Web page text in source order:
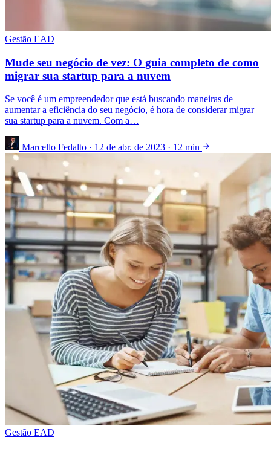
Gestão EAD
Mude seu negócio de vez: O guia completo de como
migrar sua startup para a nuvem
Se você é um empreendedor que está buscando maneiras de
aumentar a eficiência do seu negócio, é hora de considerar migrar
sua startup para a nuvem. Com a…
Marcello Fedalto · 12 de abr. de 2023 · 12 min
Gestão EAD